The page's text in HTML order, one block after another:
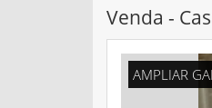
Venda -
AMPLIAR